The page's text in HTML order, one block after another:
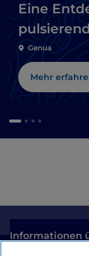
Eine
Genua
Mehr
Informationen